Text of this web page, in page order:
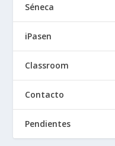
Séneca
iPasen
Classroom
Contacto
Pendientes